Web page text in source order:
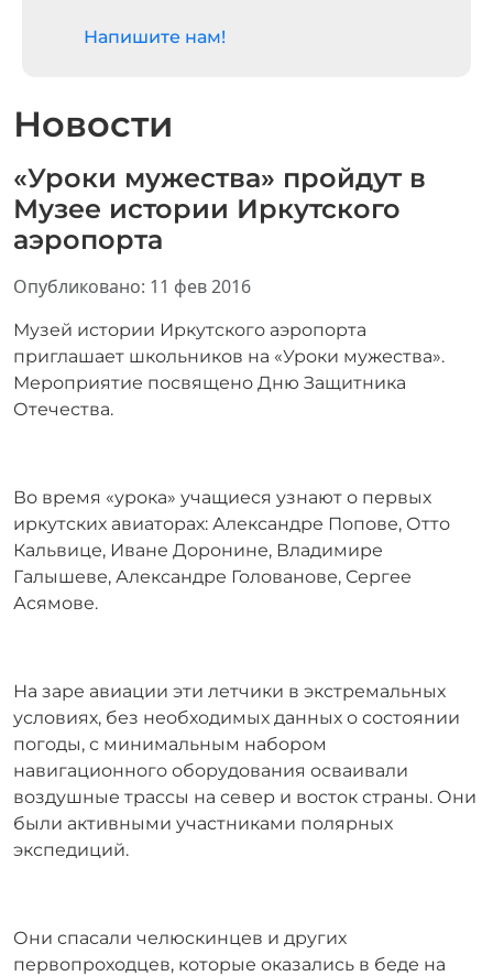
Новости
«Уроки мужества» пройдут в
Музее истории Иркутского
аэропорта
Информация о материале
Опубликовано: 11 фев 2016
Музей истории Иркутского аэропорта
приглашает школьников на «Уроки мужества».
Мероприятие посвящено Дню Защитника
Отечества.
Во время «урока» учащиеся узнают о первых
иркутских авиаторах: Александре Попове, Отто
Кальвице, Иване Доронине, Владимире
Галышеве, Александре Голованове, Сергее
Асямове.
На заре авиации эти летчики в экстремальных
условиях, без необходимых данных о состоянии
погоды, с минимальным набором
навигационного оборудования осваивали
воздушные трассы на север и восток страны. Они
были активными участниками полярных
экспедиций.
Они спасали челюскинцев и других
первопроходцев, которые оказались в беде на
Напишите нам!